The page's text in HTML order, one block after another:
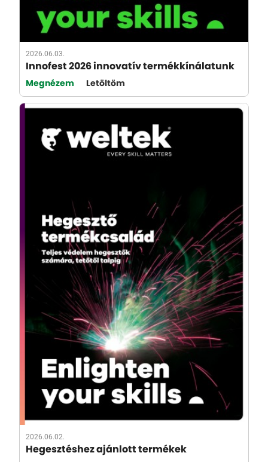
2026.06.03.
Innofest 2026 innovatív termékkínálatunk
Megnézem Letöltöm
2026.06.02.
Hegesztéshez ajánlott termékek